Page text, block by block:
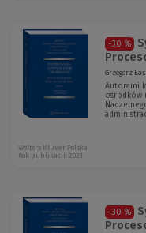
-30 %
Grzegorz
Autorami
ośrodków
Wolters Kluwer Polska
Rok publikacji: 2021
-30 %